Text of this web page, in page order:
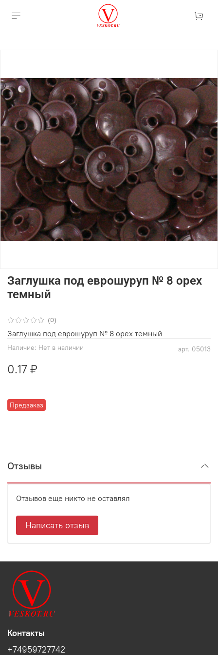
(0)
арт. 05013
Наличие: Нет в наличии
Предзаказ
Заглушка под еврошуруп № 8 орех
темный
0.17 ₽
Заглушка под еврошуруп № 8 орех темный
Отзывы
Отзывов еще никто не оставлял
Написать отзыв
Контакты
+74959727742